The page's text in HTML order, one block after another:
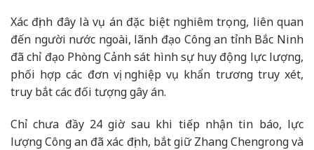
Xác định đây là vụ án đặc biệt nghiêm trọng, liên quan
đến người nước ngoài, lãnh đạo Công an tỉnh Bắc Ninh
đã chỉ đạo Phòng Cảnh sát hình sự huy động lực lượng,
phối hợp các đơn vị nghiệp vụ khẩn trương truy xét,
truy bắt các đối tượng gây án.
Chỉ chưa đầy 24 giờ sau khi tiếp nhận tin báo, lực
lượng Công an đã xác định, bắt giữ Zhang Chengrong và